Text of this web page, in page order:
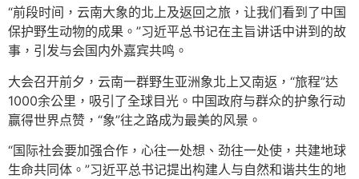
“前段时间，云南大象的北上及返回之旅，让我们看到了中国
保护野生动物的成果。”习近平总书记在主旨讲话中讲到的故
事，引发与会国内外嘉宾共鸣。
大会召开前夕，云南一群野生亚洲象北上又南返，“旅程”达
1000余公里，吸引了全球目光。中国政府与群众的护象行动
赢得世界点赞，“象”往之路成为最美的风景。
“国际社会要加强合作，心往一处想、劲往一处使，共建地球
生命共同体。”习近平总书记提出构建人与自然和谐共生的地